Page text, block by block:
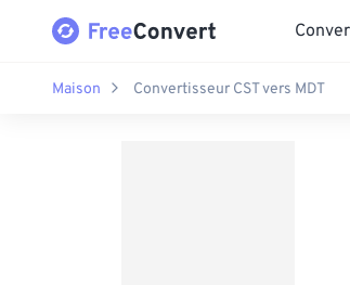
Maison Convertisseur CST vers MDT